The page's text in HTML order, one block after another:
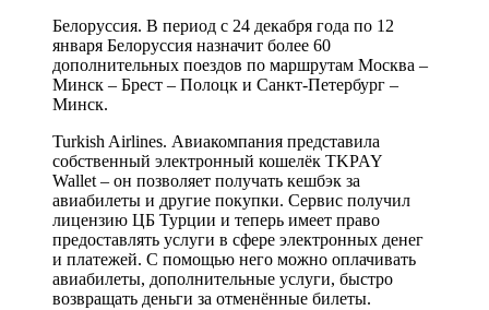
Белоруссия. В период с 24 декабря года по 12
января Белоруссия назначит более 60
дополнительных поездов по маршрутам Москва –
Минск – Брест – Полоцк и Санкт-Петербург –
Минск.
Turkish Airlines. Авиакомпания представила
собственный электронный кошелёк TKPAY
Wallet – он позволяет получать кешбэк за
авиабилеты и другие покупки. Сервис получил
лицензию ЦБ Турции и теперь имеет право
предоставлять услуги в сфере электронных денег
и платежей. С помощью него можно оплачивать
авиабилеты, дополнительные услуги, быстро
возвращать деньги за отменённые билеты.